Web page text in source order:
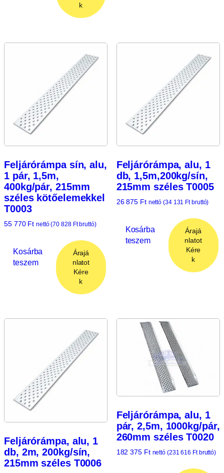
k
Feljárórámpa sín, alu,
1 pár, 1,5m,
400kg/pár, 215mm
széles kötőelemekkel
T0003
55 770 Ft nettó (70 828 Ftbruttó)
Kosárba
teszem
Árajá
nlatot
Kére
k
Feljárórámpa, alu, 1
db, 1,5m,200kg/sín,
215mm széles T0005
26 875 Ft nettó (34 131 Ftbruttó)
Kosárba
teszem
Árajá
nlatot
Kére
k
Feljárórámpa, alu, 1
db, 2m, 200kg/sín,
215mm széles T0006
Feljárórámpa, alu, 1
pár, 2,5m, 1000kg/pár,
260mm széles T0020
182 375 Ft nettó (231 616 Ftbruttó)